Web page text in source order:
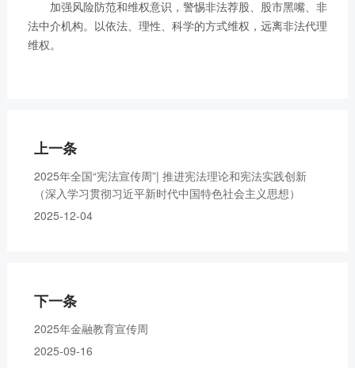
加强风险防范和维权意识，警惕非法荐股、股市黑嘴、非
法中介机构 。 以依法、理性、科学的方式维权，远离非法代理
维权。
上一条
2025年全国“宪法宣传周”| 推进宪法理论和宪法实践创新
（深入学习贯彻习近平新时代中国特色社会主义思想）
2025-12-04
下一条
2025年金融教育宣传周
2025-09-16